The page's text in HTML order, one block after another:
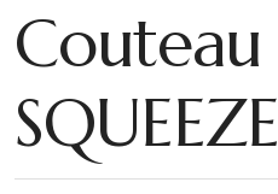
Couteau
SQUEEZE